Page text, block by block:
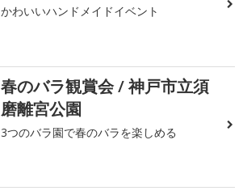
かわいいハンドメイドイベント
春のバラ観賞会 / 神戸市立須
磨離宮公園
3つのバラ園で春のバラを楽しめる